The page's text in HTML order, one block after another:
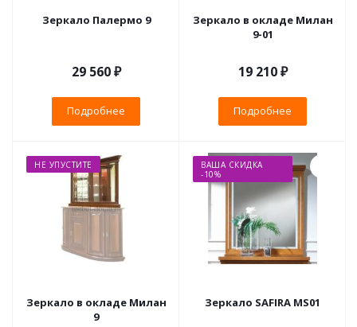
Зеркало Палермо 9
29 560 ₽
Подробнее
Зеркало в окладе Милан
9-01
19 210 ₽
Подробнее
НЕ УПУСТИТЕ
Зеркало в окладе Милан
9
ВАША СКИДКА
-10%
Зеркало SAFIRA MS01